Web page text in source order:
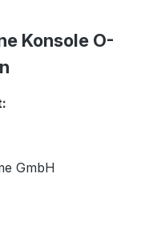
Konsole O-
GmbH